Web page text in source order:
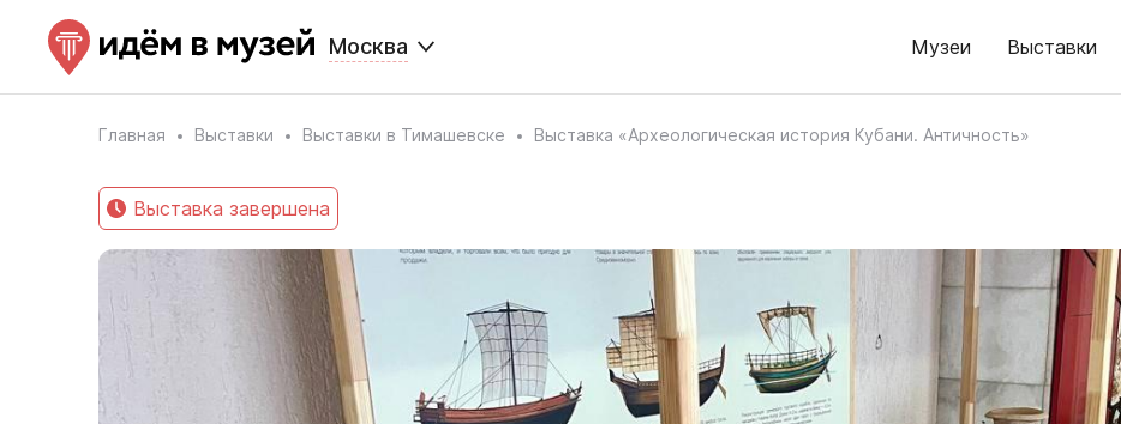
Москва Музеи Выставки
Главная Выставки Выставки в Тимашевске Выставка «Археологическая история Кубани. Античность»
Выставка завершена